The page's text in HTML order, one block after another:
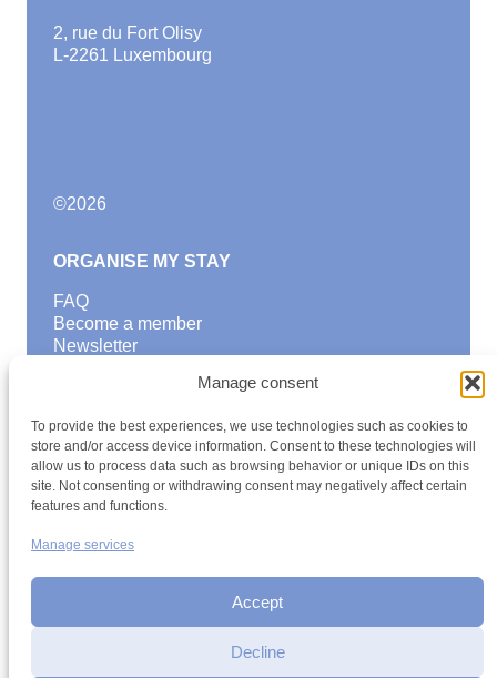
Manage consent
To provide the best experiences, we use technologies such as cookies to
store and/or access device information. Consent to these technologies will
allow us to process data such as browsing behavior or unique IDs on this
site. Not consenting or withdrawing consent may negatively affect certain
features and functions.
Manage services
Accept
Decline
2, rue du Fort Olisy
L-2261 Luxembourg
©2026
ORGANISE MY STAY
FAQ
Become a member
Newsletter
Find a youth hostel
Discover activities
School Trips and group excursions
Teambuilding
Youth Hostels Luxembourg NPO